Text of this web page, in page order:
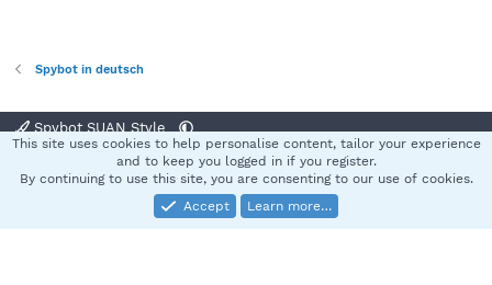
Spybot in deutsch
Spybot SUAN Style
Terms and rules Privacy policy Help
S
Community platform by XenForo® © 2010-2025 XenForo Ltd.
This site uses cookies to help personalise content, tailor your experience
and to keep you logged in if you register.
By continuing to use this site, you are consenting to our use of cookies.
Accept
Learn more…